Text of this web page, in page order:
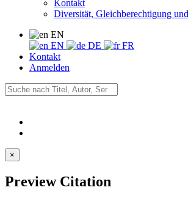
Kontakt
Diversität, Gleichberechtigung
EN
EN
DE
FR
Kontakt
Anmelden
×
Preview Citation